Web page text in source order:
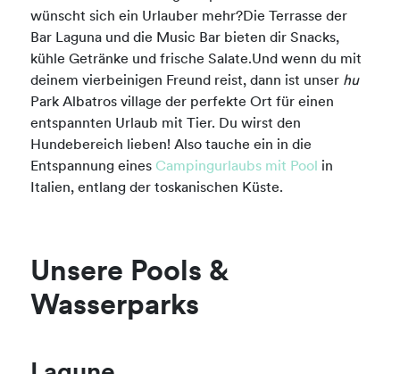
wünscht sich ein Urlauber mehr?Die Terrasse der
Bar Laguna und die Music Bar bieten dir Snacks,
kühle Getränke und frische Salate.Und wenn du mit
deinem vierbeinigen Freund reist, dann ist unser hu
Park Albatros village der perfekte Ort für einen
entspannten Urlaub mit Tier. Du wirst den
Hundebereich lieben! Also tauche ein in die
Entspannung eines Campingurlaubs mit Pool in
Italien, entlang der toskanischen Küste.
Unsere Pools &
Wasserparks